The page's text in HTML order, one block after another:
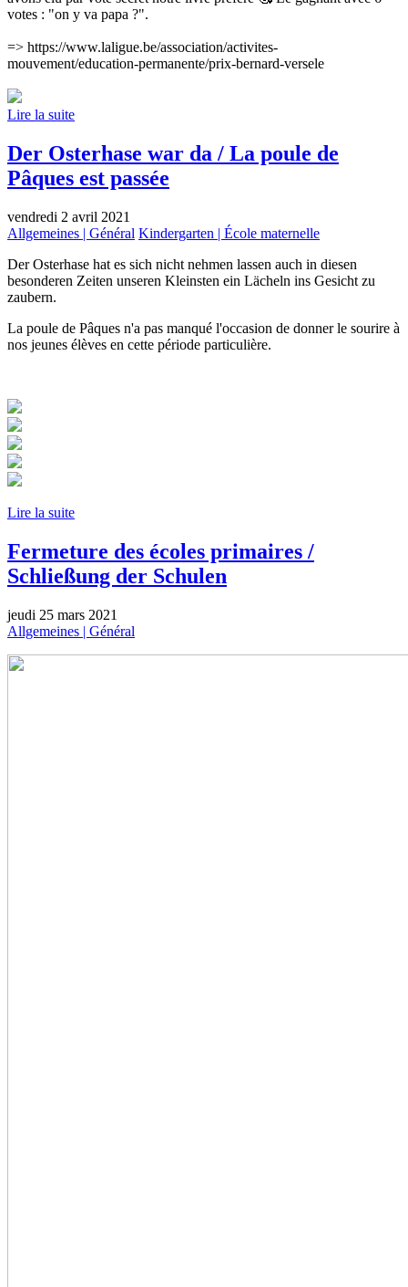
votes : "on y va papa ?".
=> https://www.laligue.be/association/activites-
mouvement/education-permanente/prix-bernard-versele
Lire la suite
Der Osterhase war da / La poule de
Pâques est passée
vendredi 2 avril 2021
Allgemeines | Général Kindergarten | École maternelle
Der Osterhase hat es sich nicht nehmen lassen auch in diesen
besonderen Zeiten unseren Kleinsten ein Lächeln ins Gesicht zu
zaubern.
La poule de Pâques n'a pas manqué l'occasion de donner le sourire à
nos jeunes élèves en cette période particulière.
Lire la suite
Fermeture des écoles primaires /
Schließung der Schulen
jeudi 25 mars 2021
Allgemeines | Général